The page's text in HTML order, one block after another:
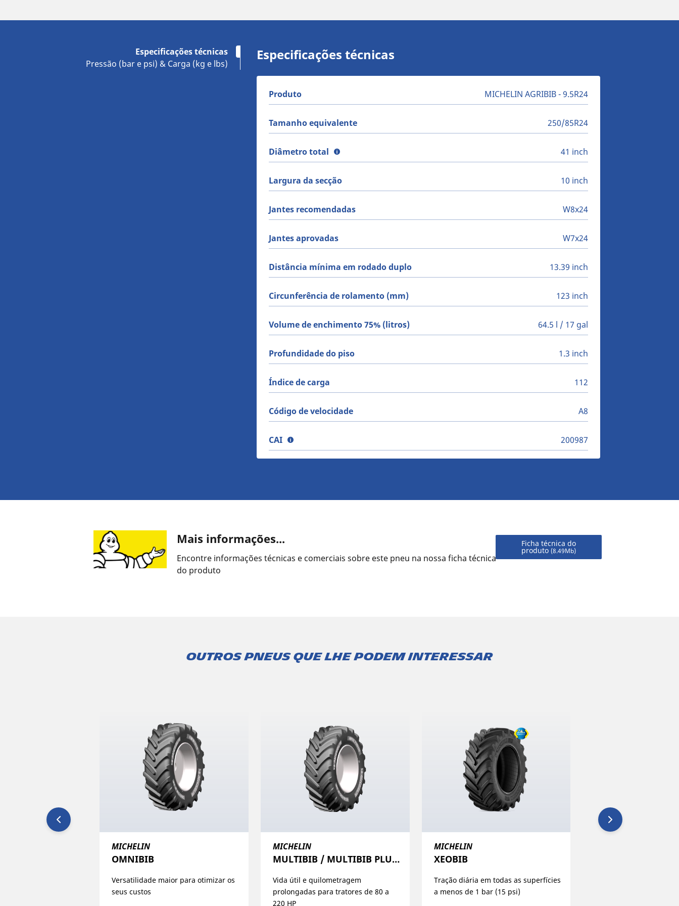
Especificações técnicas
Pressão (bar e psi) & Carga (kg e lbs)
Especificações técnicas
Produto MICHELIN AGRIBIB - 9.5R24
Tamanho equivalente 250/85R24
Diâmetro total 41 inch
Largura da secção 10 inch
Jantes recomendadas W8x24
Jantes aprovadas W7x24
Distância mínima em rodado duplo 13.39 inch
Circunferência de rolamento (mm) 123 inch
Volume de enchimento 75% (litros) 64.5 l / 17 gal
Profundidade do piso 1.3 inch
Índice de carga 112
Código de velocidade A8
CAI 200987
Mais informações...
Encontre informações técnicas e comerciais sobre este pneu na nossa ficha técnica
do produto
Ficha técnica do
produto(8.49Mb)
Outros pneus que lhe podem interessar
MICHELIN
OMNIBIB
Versatilidade maior para otimizar os
seus custos
MICHELIN
MULTIBIB / MULTIBIB PLUS / XM108
Vida útil e quilometragem
prolongadas para tratores de 80 a
220 HP
MICHELIN
XEOBIB
Tração diária em todas as superfícies
a menos de 1 bar (15 psi)